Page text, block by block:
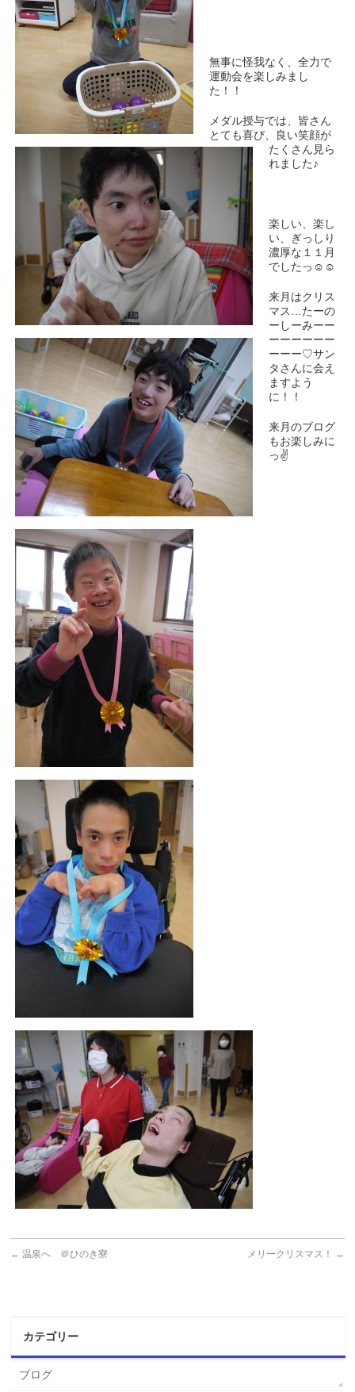
無事に怪我なく、全力で
運動会を楽しみまし
た！！
メダル授与では、皆さん
とても喜び、良い笑顔が
たくさん見ら
れました♪
楽しい、楽し
い、ぎっしり
濃厚な１１月
でしたっ☺☺
来月はクリス
マス…たーの
ーしーみーー
ーーーーーー
ーーー♡サン
タさんに会え
ますよう
に！！
来月のブログ
もお楽しみに
っ✌
← 温泉へ ＠ひのき寮 メリークリスマス！ →
カテゴリー
ブログ